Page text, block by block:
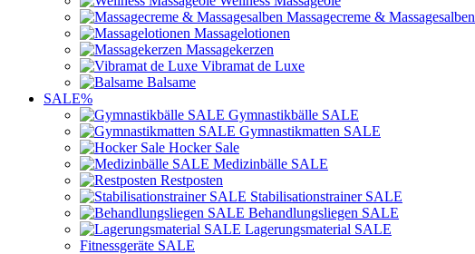
Massagecreme & Massagesalben
Massagelotionen
Massagekerzen
Vibramat de Luxe
Balsame
SALE%
Gymnastikbälle SALE
Gymnastikmatten SALE
Hocker Sale
Medizinbälle SALE
Restposten
Stabilisationstrainer SALE
Behandlungsliegen SALE
Lagerungsmaterial SALE
Fitnessgeräte SALE